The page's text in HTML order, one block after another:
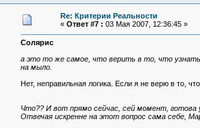
Re: Критерии Реальности
« Ответ #7 : 03 Мая 2007, 12:36:45 »
Солярис
а это то же самое, что верить в то, что
на мыло.
Нет, неправильная логика. Если я не верю в то,
Что?? И вот прямо сейчас, сей момент, готова
Отвечая искренне на этот вопрос сама себе,